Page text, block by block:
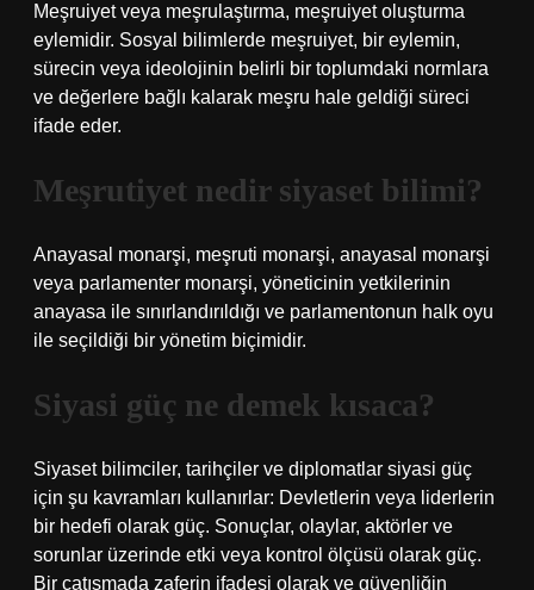
Meşruiyet veya meşrulaştırma, meşruiyet oluşturma
eylemidir. Sosyal bilimlerde meşruiyet, bir eylemin,
sürecin veya ideolojinin belirli bir toplumdaki normlara
ve değerlere bağlı kalarak meşru hale geldiği süreci
ifade eder.
Meşrutiyet nedir siyaset bilimi?
Anayasal monarşi, meşruti monarşi, anayasal monarşi
veya parlamenter monarşi, yöneticinin yetkilerinin
anayasa ile sınırlandırıldığı ve parlamentonun halk oyu
ile seçildiği bir yönetim biçimidir.
Siyasi güç ne demek kısaca?
Siyaset bilimciler, tarihçiler ve diplomatlar siyasi güç
için şu kavramları kullanırlar: Devletlerin veya liderlerin
bir hedefi olarak güç. Sonuçlar, olaylar, aktörler ve
sorunlar üzerinde etki veya kontrol ölçüsü olarak güç.
Bir çatışmada zaferin ifadesi olarak ve güvenliğin